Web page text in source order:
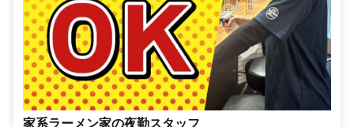
家系ラーメン家の夜勤スタッフ